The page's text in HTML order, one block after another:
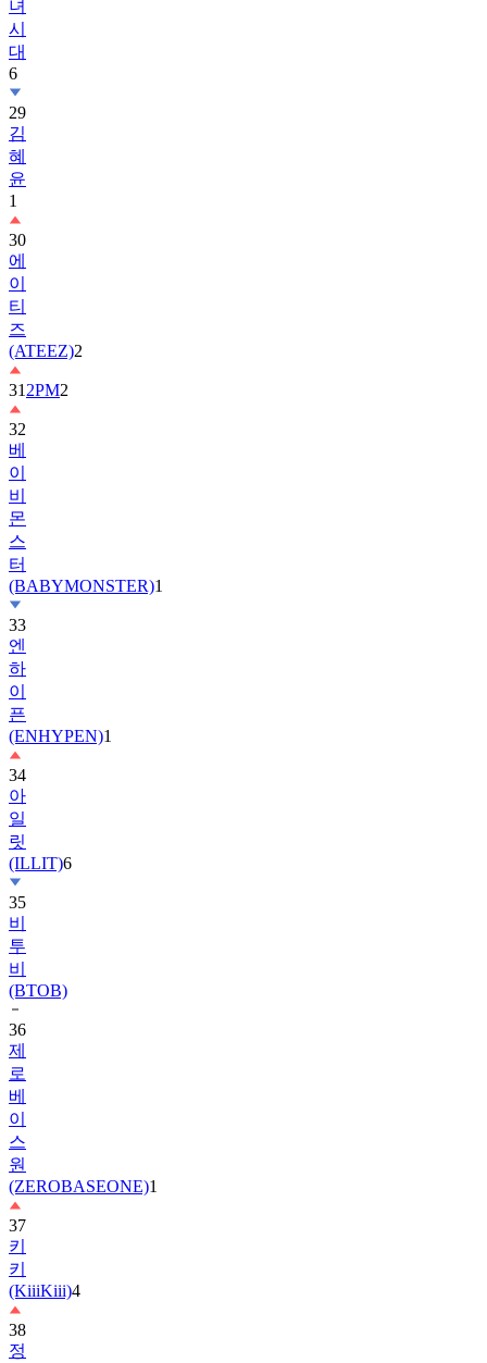
대
6
29
김
혜
윤
1
30
에
이
티
즈
(ATEEZ)
312PM2
32
베
이
비
몬
스
터
(BABYMONSTER)
33
엔
하
이
픈
(ENHYPEN)
34
아
일
릿
(ILLIT)
35
비
투
비
(BTOB)
36
제
로
베
이
스
원
(ZEROBASEONE)
37
키
키
(KiiiKiii)
38
정
해
인